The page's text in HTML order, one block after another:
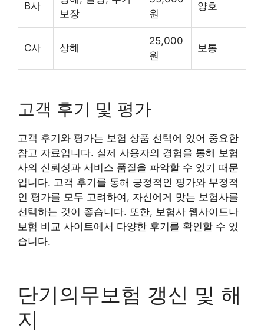
B사
보장
원
양호
C사 상해
25,000
원
보통
고객 후기 및 평가
고객 후기와 평가는 보험 상품 선택에 있어 중요한
참고 자료입니다. 실제 사용자의 경험을 통해 보험
사의 신뢰성과 서비스 품질을 파악할 수 있기 때문
입니다. 고객 후기를 통해 긍정적인 평가와 부정적
인 평가를 모두 고려하여, 자신에게 맞는 보험사를
선택하는 것이 좋습니다. 또한, 보험사 웹사이트나
보험 비교 사이트에서 다양한 후기를 확인할 수 있
습니다.
단기의무보험 갱신 및 해
지